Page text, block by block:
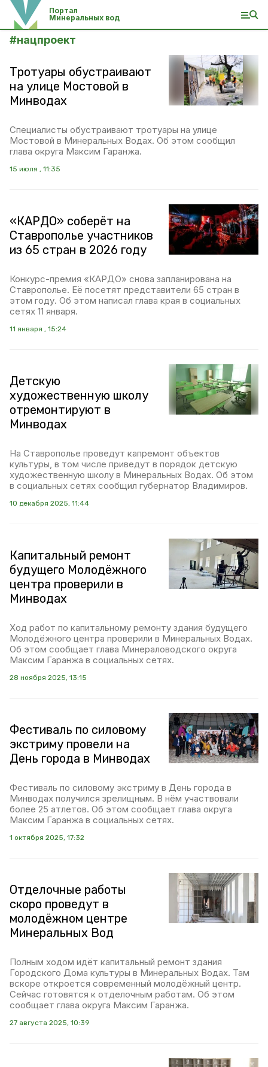
Портал
Минеральных вод
#нацпроект
Тротуары обустраивают
на улице Мостовой в
Минводах
Специалисты обустраивают тротуары на улице
Мостовой в Минеральных Водах. Об этом сообщил
глава округа Максим Гаранжа.
15 июля , 11:35
«КАРДО» соберёт на
Ставрополье участников
из 65 стран в 2026 году
Конкурс-премия «КАРДО» снова запланирована на
Ставрополье. Её посетят представители 65 стран в
этом году. Об этом написал глава края в социальных
сетях 11 января.
11 января , 15:24
Детскую
художественную школу
отремонтируют в
Минводах
На Ставрополье проведут капремонт объектов
культуры, в том числе приведут в порядок детскую
художественную школу в Минеральных Водах. Об этом
в социальных сетях сообщил губернатор Владимиров.
10 декабря 2025, 11:44
Капитальный ремонт
будущего Молодёжного
центра проверили в
Минводах
Ход работ по капитальному ремонту здания будущего
Молодёжного центра проверили в Минеральных Водах.
Об этом сообщает глава Минераловодского округа
Максим Гаранжа в социальных сетях.
28 ноября 2025, 13:15
Фестиваль по силовому
экстриму провели на
День города в Минводах
Фестиваль по силовому экстриму в День города в
Минводах получился зрелищным. В нём участвовали
более 25 атлетов. Об этом сообщает глава округа
Максим Гаранжа в социальных сетях.
1 октября 2025, 17:32
Отделочные работы
скоро проведут в
молодёжном центре
Минеральных Вод
Полным ходом идёт капитальный ремонт здания
Городского Дома культуры в Минеральных Водах. Там
вскоре откроется современный молодёжный центр.
Сейчас готовятся к отделочным работам. Об этом
сообщает глава округа Максим Гаранжа.
27 августа 2025, 10:39